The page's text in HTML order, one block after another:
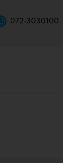
072-3030100